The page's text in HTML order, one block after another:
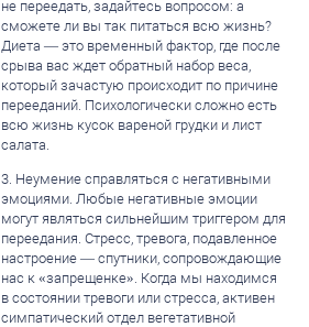
не переедать, задайтесь вопросом: а
сможете ли вы так питаться всю жизнь?
Диета — это временный фактор, где после
срыва вас ждет обратный набор веса,
который зачастую происходит по причине
перееданий. Психологически сложно есть
всю жизнь кусок вареной грудки и лист
салата.
3. Неумение справляться с негативными
эмоциями. Любые негативные эмоции
могут являться сильнейшим триггером для
переедания. Стресс, тревога, подавленное
настроение — спутники, сопровождающие
нас к «запрещенке». Когда мы находимся
в состоянии тревоги или стресса, активен
симпатический отдел вегетативной